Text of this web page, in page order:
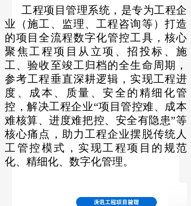
工程项目管理系统，是专为工程企
业（施工、监理、工程咨询等）打造
的项目全流程数字化管控工具，核心
聚焦工程项目从立项、招投标、施
工、验收至竣工归档的全生命周期，
参考工程垂直深耕逻辑，实现工程进
度、成本、质量、安全的精细化管
控，解决工程企业“项目管控难、成本
难核算、进度难把控、安全有隐患”等
核心痛点，助力工程企业摆脱传统人
工管控模式，实现工程项目的规范
化、精细化、数字化管理。